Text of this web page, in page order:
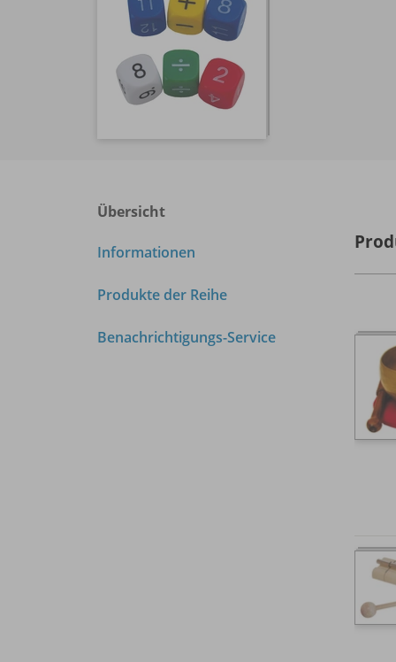
Übersicht
Informationen
Produkte der Reihe
Benachrichtigungs-Service